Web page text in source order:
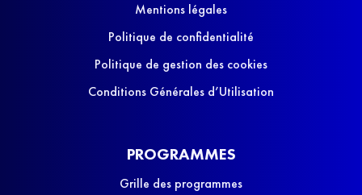
Mentions légales
Politique de confidentialité
Politique de gestion des cookies
Conditions Générales d’Utilisation
PROGRAMMES
Grille des programmes